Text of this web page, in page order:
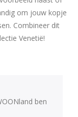
om jouw kopje
Combineer dit
Venetië!
ben